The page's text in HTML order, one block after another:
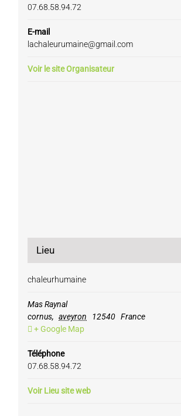
07.68.58.94.72
E-mail
lachaleurumaine@gmail.com
Voir le site Organisateur
Lieu
chaleurhumaine
Mas Raynal
cornus, aveyron 12540 France
+ Google Map
Téléphone
07.68.58.94.72
Voir Lieu site web